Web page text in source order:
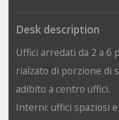
Desk description
Uffici arredati da 2 a 6
rialzato di porzione di
adibito a centro uffici.
Interni: uffici spaziosi